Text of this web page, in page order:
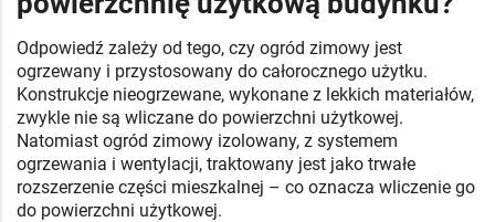
Odpowiedź zależy od tego, czy ogród zimowy jest
ogrzewany i przystosowany do całorocznego użytku.
Konstrukcje nieogrzewane, wykonane z lekkich materiałów,
zwykle nie są wliczane do powierzchni użytkowej.
Natomiast ogród zimowy izolowany, z systemem
ogrzewania i wentylacji, traktowany jest jako trwałe
rozszerzenie części mieszkalnej – co oznacza wliczenie go
do powierzchni użytkowej.